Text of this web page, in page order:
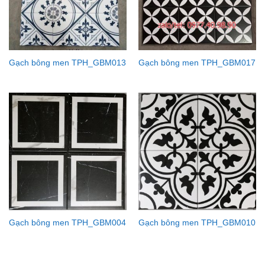
Gạch bông men TPH_GBM013 Gạch bông men TPH_GBM017
Gạch bông men TPH_GBM004 Gạch bông men TPH_GBM010